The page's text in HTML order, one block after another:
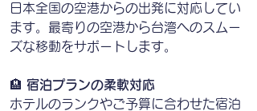
日本全国の空港からの出発に対応してい
ます。最寄りの空港から台湾へのスムー
ズな移動をサポートします。
🏨 宿泊プランの柔軟対応
ホテルのランクやご予算に合わせた宿泊